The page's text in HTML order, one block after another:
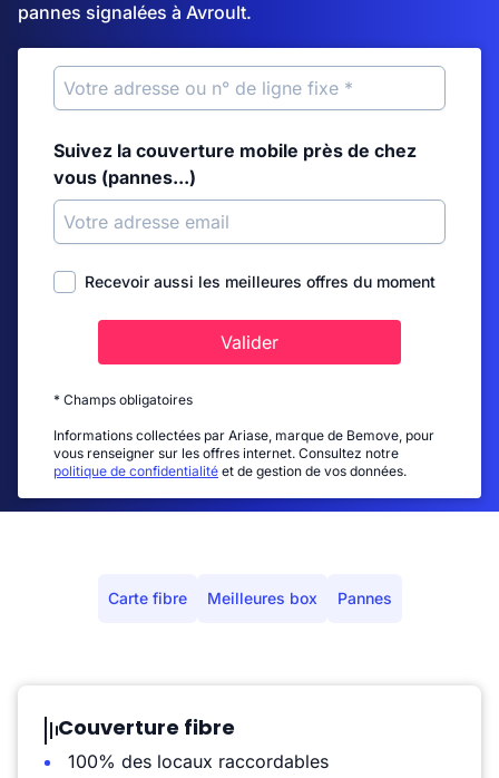
pannes signalées à Avroult.
Suivez la couverture mobile près de chez
vous (pannes...)
Recevoir aussi les meilleures offres du moment
Valider
* Champs obligatoires
Informations collectées par Ariase, marque de Bemove, pour
vous renseigner sur les offres internet. Consultez notre
politique de confidentialité et de gestion de vos données.
Carte fibre Meilleures box Pannes
Couverture fibre
100% des locaux raccordables